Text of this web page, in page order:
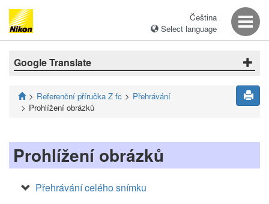
Čeština
Select language
Google Translate
Referenční příručka Z fc
Přehrávání
Prohlížení obrázků
Prohlížení obrázků
Přehrávání celého snímku